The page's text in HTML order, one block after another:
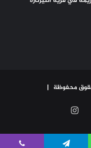
يوتيوب